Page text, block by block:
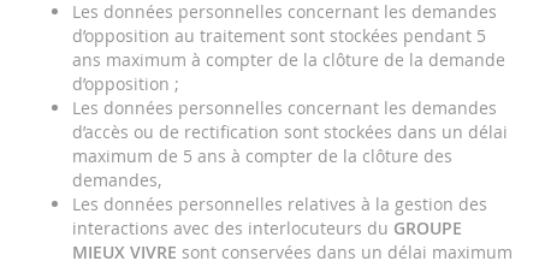
Les données personnelles concernant les demandes
d’opposition au traitement sont stockées pendant 5
ans maximum à compter de la clôture de la demande
d’opposition ;
Les données personnelles concernant les demandes
d’accès ou de rectification sont stockées dans un délai
maximum de 5 ans à compter de la clôture des
demandes,
Les données personnelles relatives à la gestion des
interactions avec des interlocuteurs du GROUPE
MIEUX VIVRE sont conservées dans un délai maximum